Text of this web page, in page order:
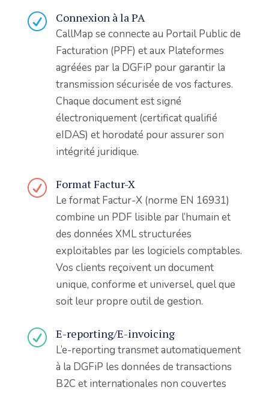
R Connexion à la PA
CallMap se connecte au Portail Public de
Facturation (PPF) et aux Plateformes
agréées par la DGFiP pour garantir la
transmission sécurisée de vos factures.
Chaque document est signé
électroniquement (certificat qualifié
eIDAS) et horodaté pour assurer son
intégrité juridique.
R Format Factur-X
Le format Factur-X (norme EN 16931)
combine un PDF lisible par l’humain et
des données XML structurées
exploitables par les logiciels comptables.
Vos clients reçoivent un document
unique, conforme et universel, quel que
soit leur propre outil de gestion.
R E-reporting/E-invoicing
L’e-reporting transmet automatiquement
à la DGFiP les données de transactions
B2C et internationales non couvertes